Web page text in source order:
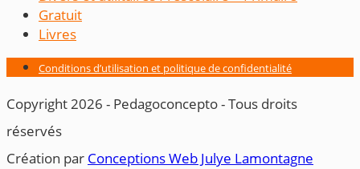
Gratuit
Livres
Conditions d’utilisation et politique de confidentialité
Copyright 2026 - Pedagoconcepto - Tous droits
réservés
Création par ​ Conceptions Web Julye Lamontagne